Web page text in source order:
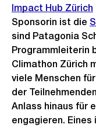
Impact Hub Zürich
Sponsorin ist die
sind Patagonia
Programmleiterin
Climathon Zürich
viele Menschen
der
Anlass hinaus für
engagieren.